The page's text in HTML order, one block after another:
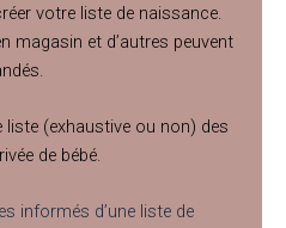
votre liste de naissance.
magasin et d’autres peuvent
(exhaustive ou non) des
de bébé.
informés d’une liste de